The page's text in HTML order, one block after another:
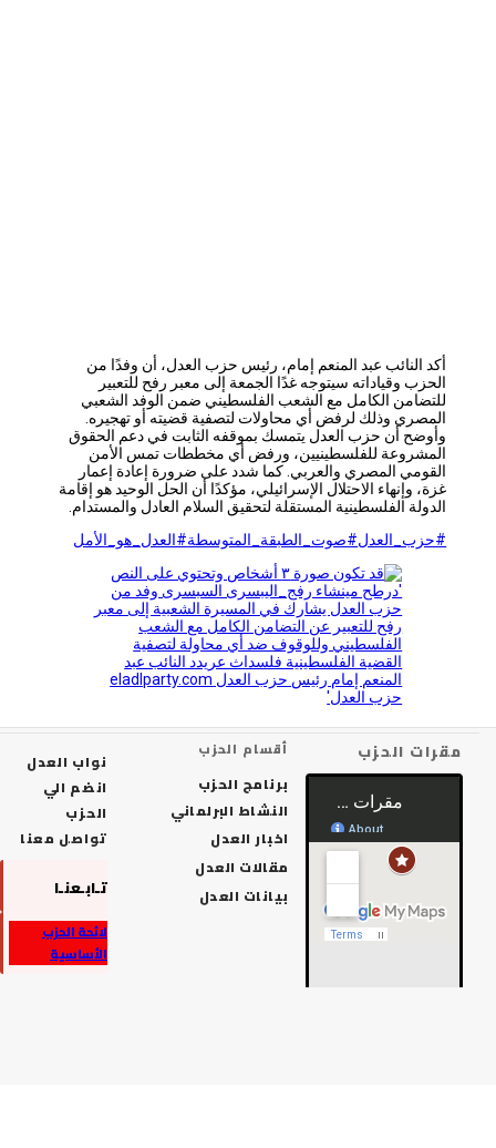
أكد النائب عبد المنعم إمام، رئيس حزب العدل، أن وفدًا من
الحزب وقياداته سيتوجه غدًا الجمعة إلى معبر رفح للتعبير
للتضامن الكامل مع الشعب الفلسطيني ضمن الوفد الشعبي
المصري وذلك لرفض أيمحاولات لتصفية قضيته أو تهجيره.
وأوضح أن حزب العدل يتمسك بموقفه الثابت في دعم الحقوق
المشروعة للفلسطينيين، ورفض أي مخططات تمس الأمن
القومي المصري والعربي. كما شدد على ضرورة إعادة إعمار
غزة، وإنهاء الاحتلال الإسرائيلي، مؤكدًا أن الحل الوحيد هو إقامة
الدولة الفلسطينية المستقلة لتحقيق السلام العادل والمستدام.
#حزب_العدل #صوت_الطبقة_المتوسطة#العدل_هو_الأمل
الحزب أقسام الحزب
برنامج الحزب
النشاط البرلماني
اخبار العدل
مقالات العدل
بيانات العدل
نواب العدل
انضم الي
تواصل معنا
تـابـعنـا
لائحة الحزب
الأساسية